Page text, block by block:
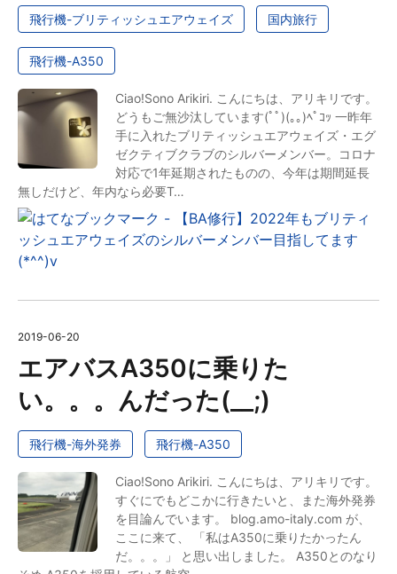
飛行機-ブリティッシュエアウェイズ 国内旅行
飛行機-A350
Ciao!Sono Arikiri. こんにちは、アリキリです。
どうもご無沙汰しています(ﾟﾟ)(｡｡)ﾍﾟｺｯ 一昨年
手に入れたブリティッシュエアウェイズ・エグ
ゼクティブクラブのシルバーメンバー。コロナ
対応で1年延期されたものの、今年は期間延長
無しだけど、年内なら必要T…
2019-06-20
エアバスA350に乗りた
い。。。んだった(__;)
飛行機-海外発券 飛行機-A350
Ciao!Sono Arikiri. こんにちは、アリキリです。
すぐにでもどこかに行きたいと、また海外発券
を目論んでいます。 blog.amo-italy.com が、
ここに来て、 「私はA350に乗りたかったん
だ。。。」 と思い出しました。 A350とのなり